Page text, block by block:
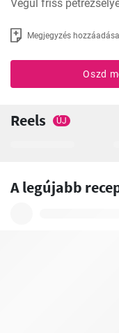
Végül friss
Megjegyzés hozzáadása
Oszd
Reels ÚJ
A legújabb